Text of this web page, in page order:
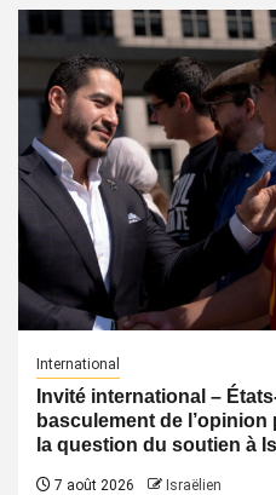
International
Invité international –
basculement de
la question du soutien à
7 août 2026 Israëlien